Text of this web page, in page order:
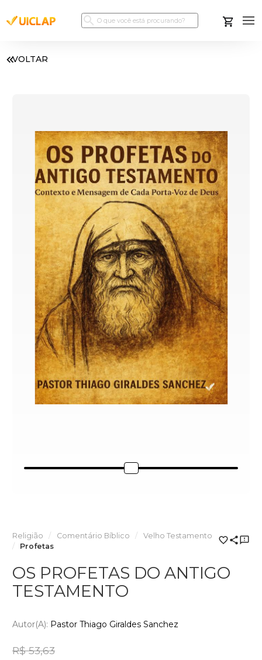
VOLTAR
Religião Comentário Bíblico
Velho Testamento
Profetas
OS PROFETAS DO ANTIGO
TESTAMENTO
Autor(a): Pastor Thiago Giraldes Sanchez
R$ 53,63